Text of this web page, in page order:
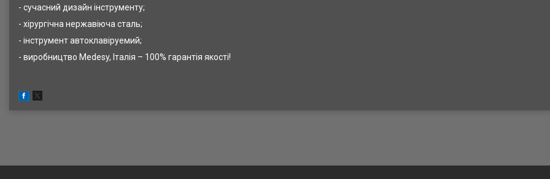
- сучасний дизайн інструменту;
- хірургічна нержавіюча сталь;
- інструмент автоклавіруемий;
- виробництво Medesy, Італія – 100% гарантія якості!